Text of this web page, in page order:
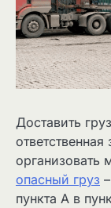
Доставить
организовать
опасный груз
пункта А в